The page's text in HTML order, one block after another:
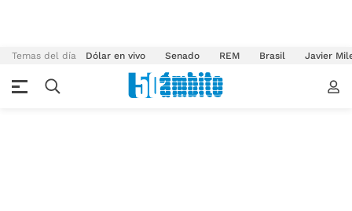
Temas del día Dólar en vivo Senado REM Brasil Javier